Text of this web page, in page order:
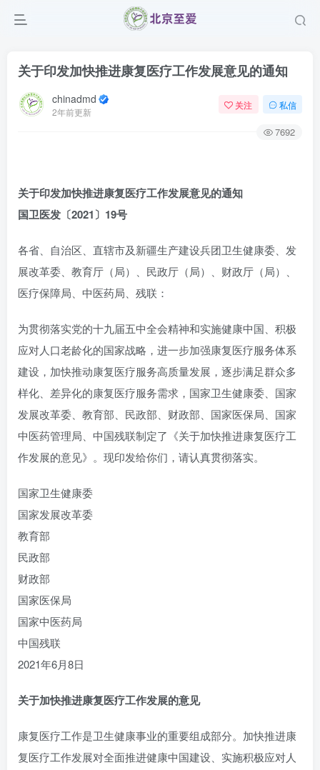
关于印发加快推进康复医疗工作发展意见的通知
chinadmd
2年前更新
关注 私信
7692
关于印发加快推进康复医疗工作发展意见的通知
国卫医发〔2021〕19号
各省、自治区、直辖市及新疆生产建设兵团卫生健康委、发
展改革委、教育厅（局）、民政厅（局）、财政厅（局）、
医疗保障局、中医药局、残联：
为贯彻落实党的十九届五中全会精神和实施健康中国、积极
应对人口老龄化的国家战略，进一步加强康复医疗服务体系
建设，加快推动康复医疗服务高质量发展，逐步满足群众多
样化、差异化的康复医疗服务需求，国家卫生健康委、国家
发展改革委、教育部、民政部、财政部、国家医保局、国家
中医药管理局、中国残联制定了《关于加快推进康复医疗工
作发展的意见》。现印发给你们，请认真贯彻落实。
国家卫生健康委
国家发展改革委
教育部
民政部
财政部
国家医保局
国家中医药局
中国残联
2021年6月8日
关于加快推进康复医疗工作发展的意见
康复医疗工作是卫生健康事业的重要组成部分。加快推进康
复医疗工作发展对全面推进健康中国建设、实施积极应对人